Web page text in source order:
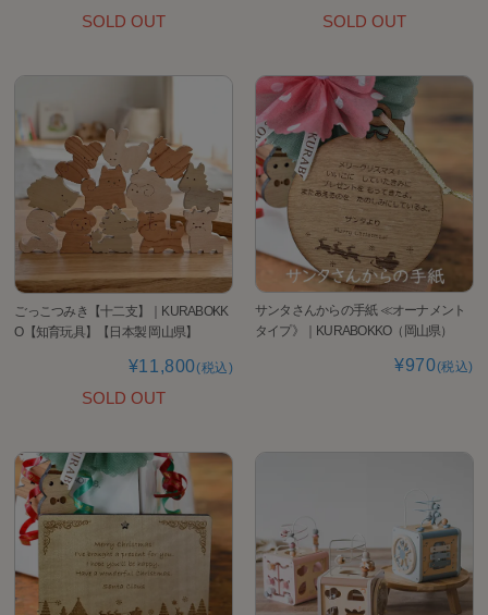
SOLD OUT SOLD OUT
ごっこつみき【十二支】｜KURABOKK
O【知育玩具】【日本製 岡山県】
¥11,800(税込)
SOLD OUT
サンタさんからの手紙 ≪オーナメント
タイプ》｜KURABOKKO（岡山県）
¥970(税込)